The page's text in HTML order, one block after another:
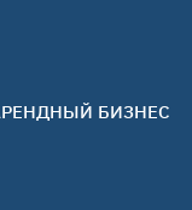
БИЗНЕС